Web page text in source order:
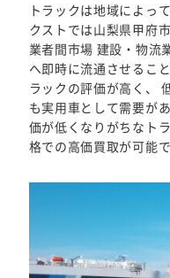
トラックは地域によっ
クストでは山梨県甲府
業者間市場 建設・物流
へ即時に流通させるこ
ラックの評価が高く、
も実用車として需要が
価が低くなりがちなト
格での高価買取が可能で